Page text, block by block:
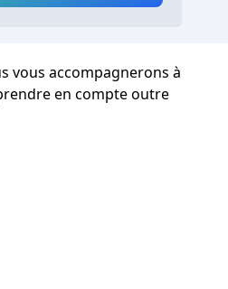
vous accompagnerons à
en compte outre